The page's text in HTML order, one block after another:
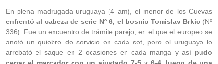
En plena madrugada uruguaya (4 am), el menor de los Cuevas
enfrentó al cabeza de serie Nº 6, el bosnio Tomislav Brkic (Nº
336). Fue un encuentro de trámite parejo, en el que el europeo se
anotó un quiebre de servicio en cada set, pero el uruguayo le
arrebató el saque en 2 ocasiones en cada manga y así pudo